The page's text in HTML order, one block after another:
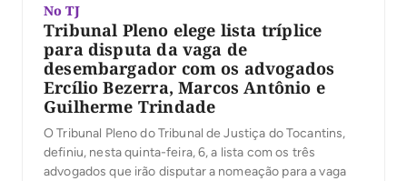
No TJ
Tribunal Pleno elege lista tríplice
para disputa da vaga de
desembargador com os advogados
Ercílio Bezerra, Marcos Antônio e
Guilherme Trindade
O Tribunal Pleno do Tribunal de Justiça do Tocantins,
definiu, nesta quinta-feira, 6, a lista com os três
advogados que irão disputar a nomeação para a vaga